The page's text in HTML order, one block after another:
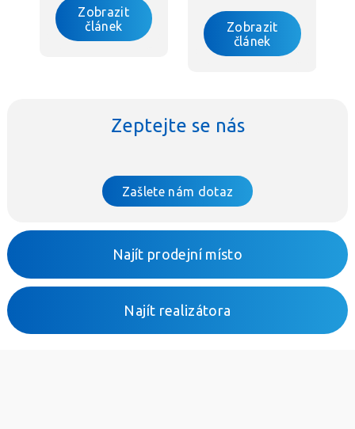
Zobrazit
článek
Zobrazit
článek
Zeptejte se nás
Zašlete nám dotaz
Najít prodejní místo
Najít realizátora